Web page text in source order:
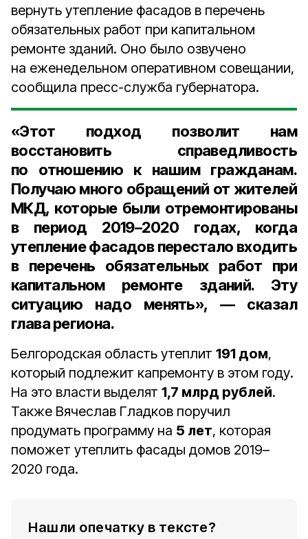
вернуть утепление фасадов в перечень
обязательных работ при капитальном
ремонте зданий. Оно было озвучено
на еженедельном оперативном совещании,
сообщила пресс-служба губернатора.
«Этот подход позволит нам
восстановить справедливость
по отношению к нашим гражданам.
Получаю много обращений от жителей
МКД, которые были отремонтированы
в период 2019–2020 годах, когда
утепление фасадов перестало входить
в перечень обязательных работ при
капитальном ремонте зданий. Эту
ситуацию надо менять», — сказал
глава региона.
Белгородская область утеплит 191 дом,
который подлежит капремонту в этом году.
На это власти выделят 1,7 млрд рублей.
Также Вячеслав Гладков поручил
продумать программу на 5 лет, которая
поможет утеплить фасады домов 2019–
2020 года.
Нашли опечатку в тексте?